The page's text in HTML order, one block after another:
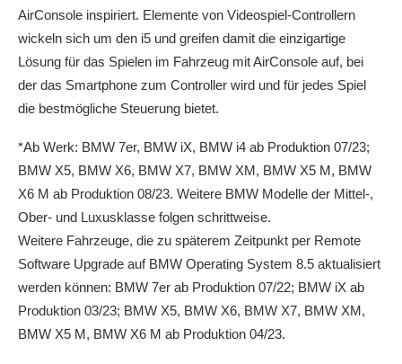
AirConsole inspiriert. Elemente von Videospiel-Controllern
wickeln sich um den i5 und greifen damit die einzigartige
Lösung für das Spielen im Fahrzeug mit AirConsole auf, bei
der das Smartphone zum Controller wird und für jedes Spiel
die bestmögliche Steuerung bietet.
*Ab Werk: BMW 7er, BMW iX, BMW i4 ab Produktion 07/23;
BMW X5, BMW X6, BMW X7, BMW XM, BMW X5 M, BMW
X6 M ab Produktion 08/23. Weitere BMW Modelle der Mittel-,
Ober- und Luxusklasse folgen schrittweise.
Weitere Fahrzeuge, die zu späterem Zeitpunkt per Remote
Software Upgrade auf BMW Operating System 8.5 aktualisiert
werden können: BMW 7er ab Produktion 07/22; BMW iX ab
Produktion 03/23; BMW X5, BMW X6, BMW X7, BMW XM,
BMW X5 M, BMW X6 M ab Produktion 04/23.